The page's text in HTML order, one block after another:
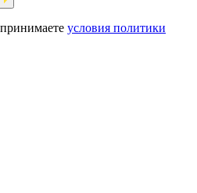
условия политики